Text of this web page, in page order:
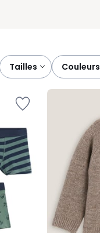
tailles couleurs